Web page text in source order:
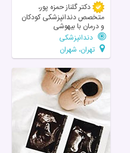
دکتر گلناز حمزه پور،
متخصص دندانپزشکی کودکان
و درمان با بیهوشی
دندانپزشکی
تهران، شهران